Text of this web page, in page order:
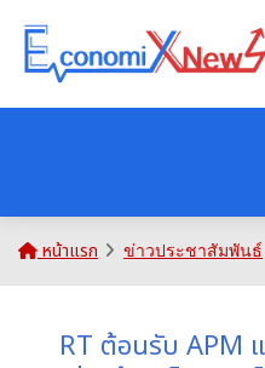
หน้าแรก ข่าวประชาสัมพันธ์
RT ต้อนรับ APM